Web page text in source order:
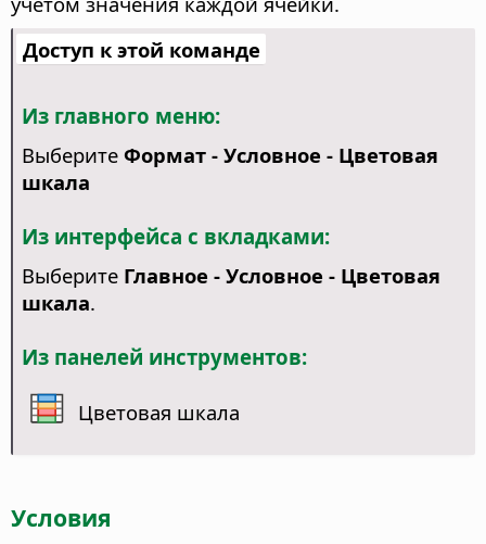
Доступ к этой команде
Из главного меню:
Выберите Формат - Условное - Цветовая
шкала
Из интерфейса с вкладками:
Выберите Главное - Условное - Цветовая
шкала.
Из панелей инструментов:
Цветовая шкала
Условия